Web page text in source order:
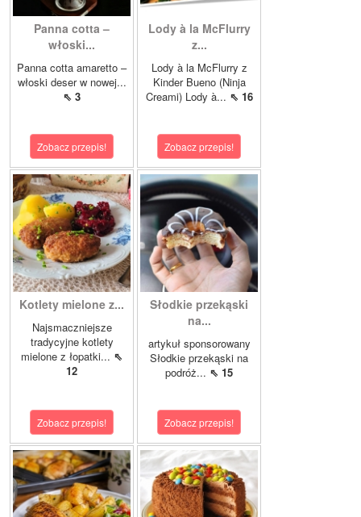
Panna cotta –
włoski...
Panna cotta amaretto –
włoski deser w nowej...
⇖ 3
Zobacz przepis!
Lody à la McFlurry
z...
Lody à la McFlurry z
Kinder Bueno (Ninja
Creami) Lody à... ⇖ 16
Zobacz przepis!
Kotlety mielone z...
Najsmaczniejsze
tradycyjne kotlety
mielone z łopatki... ⇖
12
Zobacz przepis!
Słodkie przekąski
na...
artykuł sponsorowany
Słodkie przekąski na
podróż... ⇖ 15
Zobacz przepis!